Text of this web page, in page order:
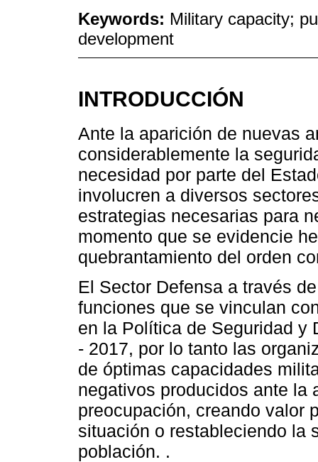
Keywords: Military capacity;
development
INTRODUCCIÓN
Ante la aparición de nuevas
considerablemente la
necesidad por parte del
involucren a diversos
estrategias necesarias para
momento que se evidencie
quebrantamiento del orden
El Sector Defensa a través
funciones que se vinculan
en la Política de Seguridad y
- 2017, por lo tanto las
de óptimas capacidades
negativos producidos ante la
preocupación, creando valor
situación o restableciendo la
población. .